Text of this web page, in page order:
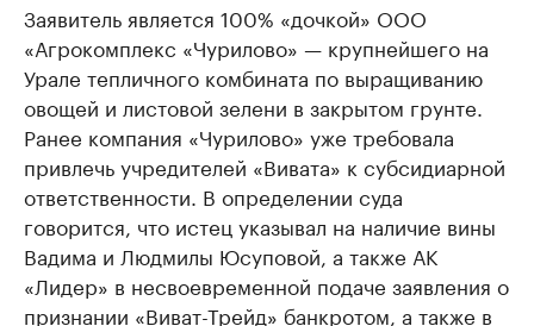
Заявитель является 100% «дочкой» ООО
«Агрокомплекс «Чурилово» — крупнейшего на
Урале тепличного комбината по выращиванию
овощей и листовой зелени в закрытом грунте.
Ранее компания «Чурилово» уже требовала
привлечь учредителей «Вивата» к субсидиарной
ответственности. В определении суда
говорится, что истец указывал на наличие вины
Вадима и Людмилы Юсуповой, а также АК
«Лидер» в несвоевременной подаче заявления о
признании «Виват-Трейд» банкротом, а также в